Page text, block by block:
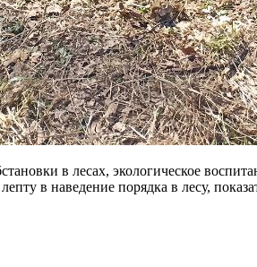
в лесах, экологическое
в наведение порядка в лесу,